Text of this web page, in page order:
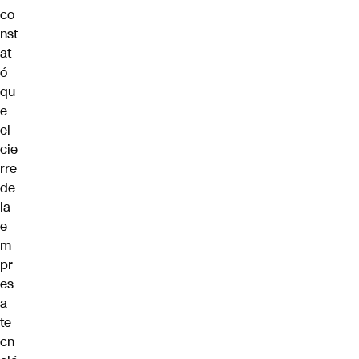
co
nst
at
ó
qu
e
el
cie
rre
de
la
e
m
pr
es
a
te
cn